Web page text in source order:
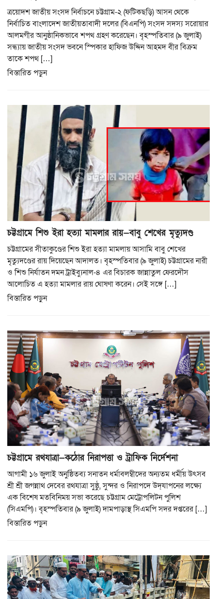
ত্রয়োদশ জাতীয় সংসদ নির্বাচনে চট্টগ্রাম-২ (ফটিকছড়ি) আসন থেকে
নির্বাচিত বাংলাদেশ জাতীয়তাবাদী দলের (বিএনপি) সংসদ সদস্য সরোয়ার
আলমগীর আনুষ্ঠানিকভাবে শপথ গ্রহণ করেছেন। বৃহস্পতিবার (৯ জুলাই)
সন্ধ্যায় জাতীয় সংসদ ভবনে স্পিকার হাফিজ উদ্দিন আহমদ বীর বিক্রম
তাকে শপথ […]
বিস্তারিত পড়ুন
চট্টগ্রামে শিশু ইরা হত্যা মামলার রায়—বাবু শেখের মৃত্যুদণ্ড
চট্টগ্রামের সীতাকুণ্ডের শিশু ইরা হত্যা মামলায় আসামি বাবু শেখের
মৃত্যুদণ্ডের রায় দিয়েছেন আদালত। বৃহস্পতিবার (৯ জুলাই) চট্টগ্রামের নারী
ও শিশু নির্যাতন দমন ট্রাইব্যুনাল-৪ এর বিচারক জান্নাতুল ফেরদৌস
আলোচিত এ হত্যা মামলার রায় ঘোষণা করেন। সেই সঙ্গে […]
বিস্তারিত পড়ুন
চট্টগ্রামে রথযাত্রা—কঠোর নিরাপত্তা ও ট্রাফিক নির্দেশনা
আগামী ১৬ জুলাই অনুষ্ঠিতব্য সনাতন ধর্মাবলম্বীদের অন্যতম ধর্মীয় উৎসব
শ্রী শ্রী জগন্নাথ দেবের রথযাত্রা সুষ্ঠু, সুন্দর ও নিরাপদে উদ্‌যাপনের লক্ষ্যে
এক বিশেষ মতবিনিময় সভা করেছে চট্টগ্রাম মেট্রোপলিটন পুলিশ
(সিএমপি)। বৃহস্পতিবার (৯ জুলাই) দামপাড়াস্থ সিএমপি সদর দপ্তরের […]
বিস্তারিত পড়ুন